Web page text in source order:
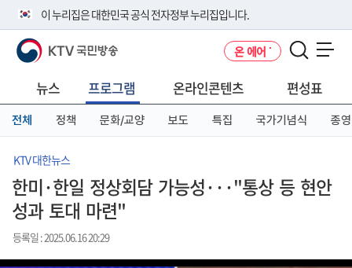
이 누리집은 대한민국 공식 전자정부 누리집입니다.
공식 누리집 주소 확인하기
니다.
이밖에 or.kr 또는 .kr등 다른 도메인 주소를 사용하고 있다면 아래 URL에
서 도메인 주소를 확인해 보세요
KTV 국민방송 온 에어
뉴스 프로그램 온라인콘텐츠 편성표
전체 정책 문화/교양 보도 특집 국가기념식 종영
KTV 대한뉴스
한미·한일 정상회담 가능성···"통상 등 현안
성과 토대 마련"
등록일 : 2025.06.16 20:29